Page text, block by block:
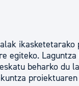
egiteko.
beharko du